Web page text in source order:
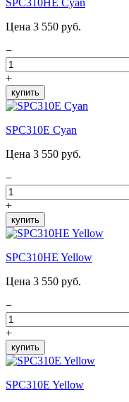
SPC310HE Cyan
Цена 3 550 руб.
−
+
купить
SPC310E Cyan
Цена 3 550 руб.
−
+
купить
SPC310HE Yellow
Цена 3 550 руб.
−
+
купить
SPC310E Yellow